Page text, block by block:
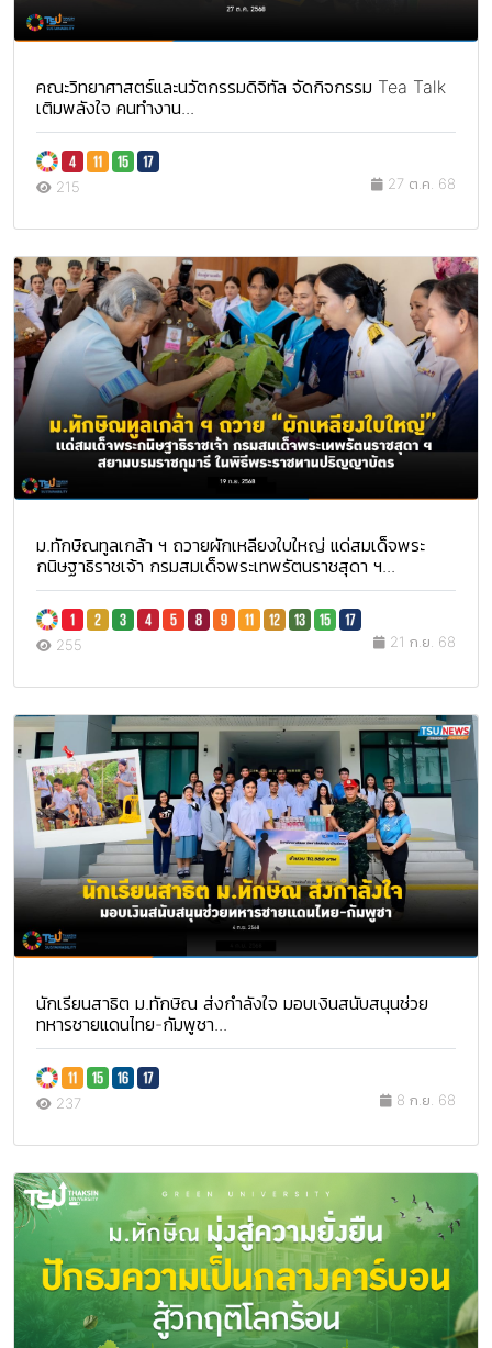
คณะวิทยาศาสตร์และนวัตกรรมดิจิทัล จัดกิจกรรม Tea Talk
เติมพลังใจ คนทำงาน...
215 27 ต.ค. 68
ม.ทักษิณทูลเกล้า ฯ ถวายผักเหลียงใบใหญ่ แด่สมเด็จพระ
กนิษฐาธิราชเจ้า กรมสมเด็จพระเทพรัตนราชสุดา ฯ...
255 21 ก.ย. 68
นักเรียนสาธิต ม.ทักษิณ ส่งกำลังใจ มอบเงินสนับสนุนช่วย
ทหารชายแดนไทย-กัมพูชา...
237 8 ก.ย. 68